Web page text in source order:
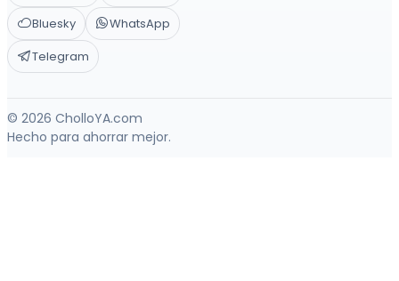
Bluesky
WhatsApp
Telegram
© 2026 CholloYA.com
Hecho para ahorrar mejor.